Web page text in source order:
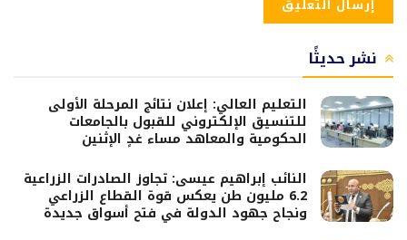
نشر حديثًا
التعليم العالي: إعلان نتائج المرحلة الأولى
للتنسيق الإلكتروني للقبول بالجامعات
الحكومية والمعاهد مساء غدٍ الإثنين
النائب إبراهيم عيسى: تجاوز الصادرات الزراعية
6.2 مليون طن يعكس قوة القطاع الزراعي
ونجاح جهود الدولة في فتح أسواق جديدة